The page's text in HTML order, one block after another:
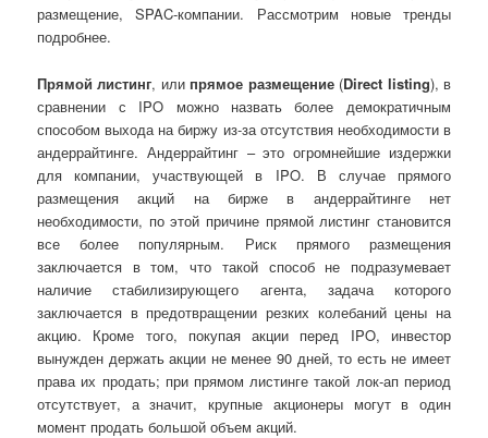
размещение, SPAC-компании. Рассмотрим новые тренды
подробнее.
Прямой листинг, или прямое размещение(Direct listing), в
сравнении с IPO можно назвать более демократичным
способом выхода на биржу из-за отсутствия необходимости в
андеррайтинге. Андеррайтинг – это огромнейшие издержки
для компании, участвующей в IPO. В случае прямого
размещения акций на бирже в андеррайтинге нет
необходимости, по этой причине прямой листинг становится
все более популярным. Риск прямого размещения
заключается в том, что такой способ не подразумевает
наличие стабилизирующего агента, задача которого
заключается в предотвращении резких колебаний цены на
акцию. Кроме того, покупая акции перед IPO, инвестор
вынужден держать акции не менее 90 дней, то есть не имеет
права их продать; при прямом листинге такой лок-ап период
отсутствует, а значит, крупные акционеры могут в один
момент продать большой объем акций.